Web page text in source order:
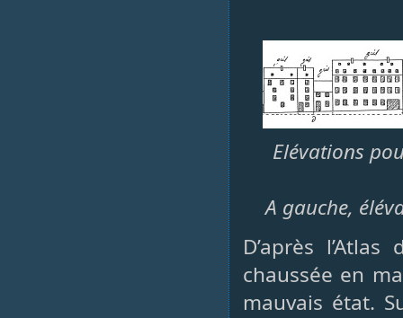
Elévations
A gauche,
D’après
chaussée en
mauvais état.